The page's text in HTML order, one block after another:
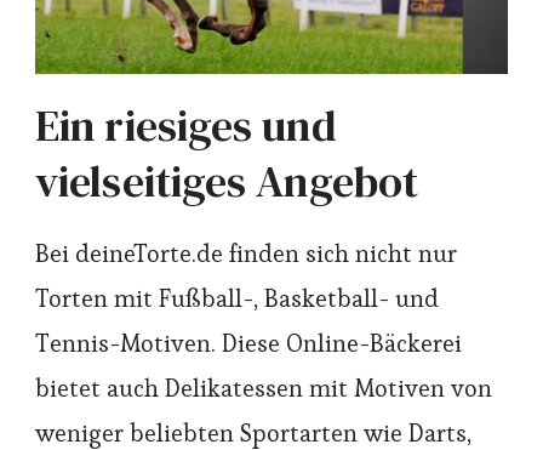
Ein riesiges und
vielseitiges Angebot
Bei deineTorte.de finden sich nicht nur
Torten mit Fußball-, Basketball- und
Tennis-Motiven. Diese Online-Bäckerei
bietet auch Delikatessen mit Motiven von
weniger beliebten Sportarten wie Darts,